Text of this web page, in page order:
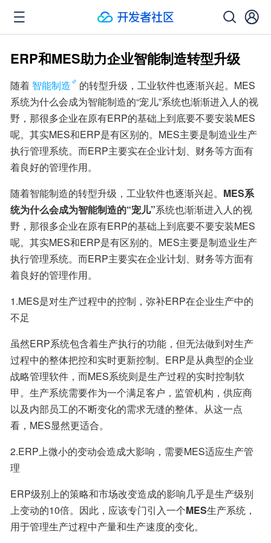
ERP和MES助力企业智能制造转型升级
随着 智能制造
的转型升级，工业软件也逐渐兴起。MES
系统为什么会成为智能制造的“宠儿”系统也渐渐进入人的视
野，那很多企业在原有ERP的基础上到底要不要安装MES
呢。其实MES和ERP是有区别的。MES主要是制造业生产
执行管理系统。而ERP主要实在企业计划、财务等方面有
着良好的管理作用。
随着智能制造的转型升级，工业软件也逐渐兴起。 MES系
统为什么会成为智能制造的“宠儿”系统也渐渐进入人的视
野，那很多企业在原有ERP的基础上到底要不要安装MES
呢。其实MES和ERP是有区别的。MES主要是制造业生产
执行管理系统。而ERP主要实在企业计划、财务等方面有
着良好的管理作用。
1.MES是对生产过程中的控制，弥补ERP在企业生产中的
不足
虽然ERP系统包含着生产执行的功能，但无法做到对生产
过程中的整体把控和实时更新控制。ERP是从典型的企业
战略管理软件，而MES系统则是生产过程的实时控制软
甲。生产系统需要作为一个满足客户，监管机构，供应商
以及内部员工的不断变化的需求无缝的整体。从这一点
看，MES显然更适合。
2.ERP上微小的变动会造成大影响，需要MES适应生产管
理
ERP级别上的策略和市场改变造成的影响几乎是生产级别
上变动的10倍。因此，应该专门引入一个MES生产系统，
用于管理生产过程中产量和生产速度的变化。